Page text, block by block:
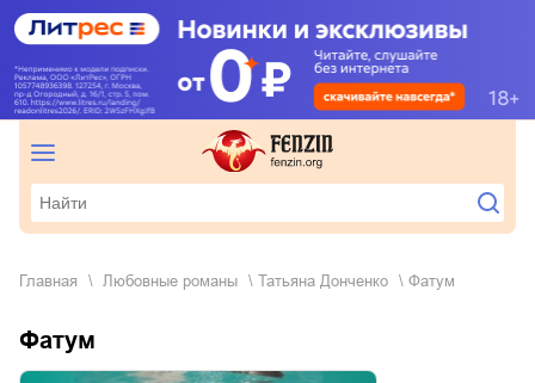
Главная любовные романы Татьяна Донченко Фатум
Фатум